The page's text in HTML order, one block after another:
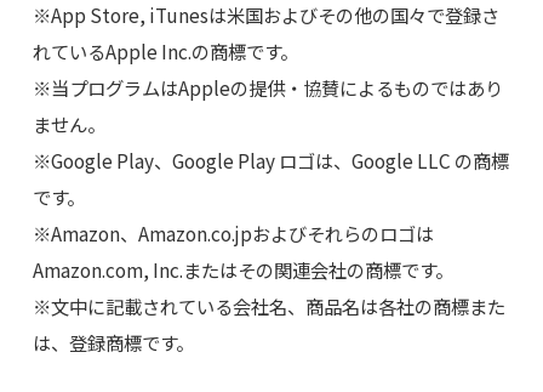
※App Store, iTunesは米国およびその他の国々で登録さ
れているApple Inc.の商標です。
※当プログラムはAppleの提供・協賛によるものではあり
ません。
※Google Play、Google Play ロゴは、Google LLC の商標
です。
※Amazon、Amazon.co.jpおよびそれらのロゴは
Amazon.com, Inc.またはその関連会社の商標です。
※文中に記載されている会社名、商品名は各社の商標また
は、登録商標です。